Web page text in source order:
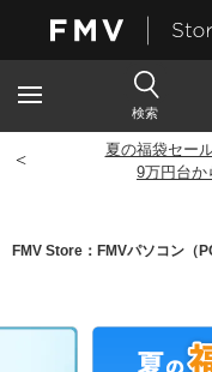
夏の福袋セー
9万円台か
<
FMV Store：FMVパソコン（